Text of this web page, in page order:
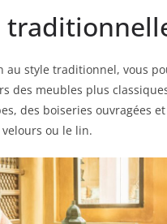
au style traditionnel, vous
des meubles plus
des boiseries ouvragées
ou le lin.